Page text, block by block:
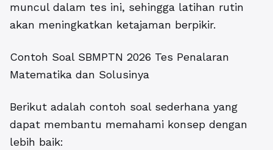
muncul dalam tes ini, sehingga latihan rutin
akan meningkatkan ketajaman berpikir.
Contoh Soal SBMPTN 2026 Tes Penalaran
Matematika dan Solusinya
Berikut adalah contoh soal sederhana yang
dapat membantu memahami konsep dengan
lebih baik: